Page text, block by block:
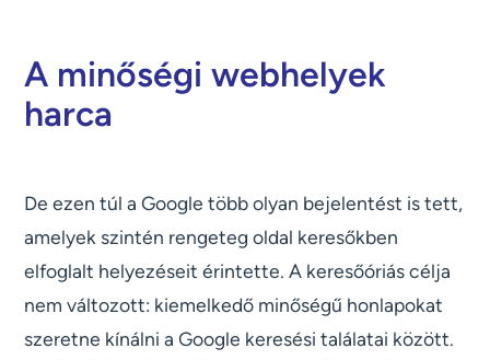
A minőségi webhelyek
harca
De ezen túl a Google több olyan bejelentést is tett,
amelyek szintén rengeteg oldal keresőkben
elfoglalt helyezéseit érintette. A keresőóriás célja
nem változott: kiemelkedő minőségű honlapokat
szeretne kínálni a Google keresési találatai között.